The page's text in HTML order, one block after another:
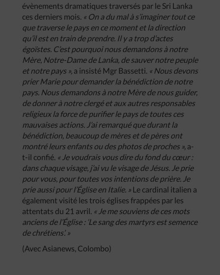
évènements dramatiques traversés par le Sri Lanka
ces derniers mois. « On a du mal à s’imaginer tout ce
que traverse le pays en ce moment et la direction
qu’il est en train de prendre. Il y a trop d’actes
égoïstes. C’est pourquoi nous demandons à notre
Mère, Notre-Dame de Lanka, de sauver notre peuple
et notre pays », a insisté Mgr Bassetti. « Nous devons
prier Marie pour demander la bénédiction de notre
pays. Nous demandons à notre Mère de nous guider,
de donner à notre clergé et aux autres responsables
religieux la force de purifier le pays de toutes ces
mauvaises actions. J’ai remarqué que durant la
bénédiction, beaucoup de mères et de pères ont
montré leurs enfants ou des photos de proches », a-
t-il confié. « Je voudrais vous dire du fond du cœur :
dans chaque visage, j’ai vu le visage de Jésus. Je prie
pour vous, pour toutes vos intentions de prière. Je
prie aussi pour l’Église en Italie. » Le cardinal italien a
également visité les trois églises frappées par les
attentats du 21 avril. « Je me souviens de ces mots
anciens de l’Église : ‘Le sang des martyrs est semence
de chrétiens’. »
(Avec Asianews, Colombo)